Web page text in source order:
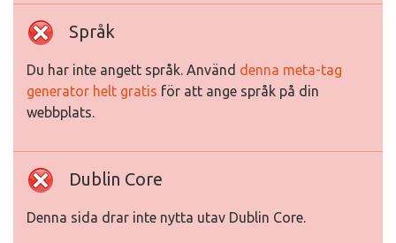
Språk
Du har inte angett språk. Använd denna meta-tag
generator helt gratis för att ange språk på din
webbplats.
Dublin Core
Denna sida drar inte nytta utav Dublin Core.